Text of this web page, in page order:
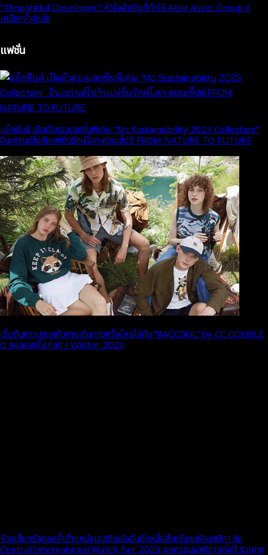
“Thoughtful Developer” หัวใจสำคัญที่ทำให้ Able Asset Group ดู
เหนือกว่าคู่แข่ง
แฟชั่น
แม็คยีนส์ เปิดตัวคอลเลกชั่นพิเศษ “Mc Sustainability 2023 Collection”
อินเทรนด์ไปกับแฟชั่นรักษ์โลก คอนเซ็ปต์ FROM NATURE TO FUTURE
เริ่มต้นความสนุกกับการเดินทางครั้งใหม่ไปกับ “RACCOOL” by CC DOUBLE
O คอลเลกชั่น Fall / Winter 2023
ห้างเซ็นทรัลตอกย้ำตำแหน่งเดสติเนชันอันดับหนึ่งสำหรับคนรักนาฬิกา กับ
Central International Watch Fair 2023 มหกรรมนาฬิกาแห่งปี รวมทุก